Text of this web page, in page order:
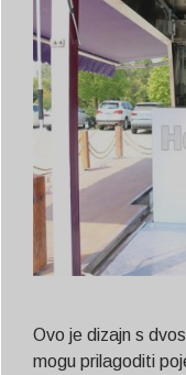
Ovo je dizajn s
mogu prilagoditi